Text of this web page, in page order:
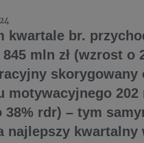
kwartale br.
mln zł (wzrost o
skorygowany
motywacyjnego 202
38% rdr) – tym
najlepszy kwartalny